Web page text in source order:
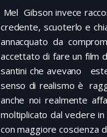
Mel Gibson invece
credente, scuoterlo e
annacquato da
accettato di fare un film
santini che avevano
senso di realismo è
anche noi realmente
moltiplicato dal vedere
con maggiore coscienza